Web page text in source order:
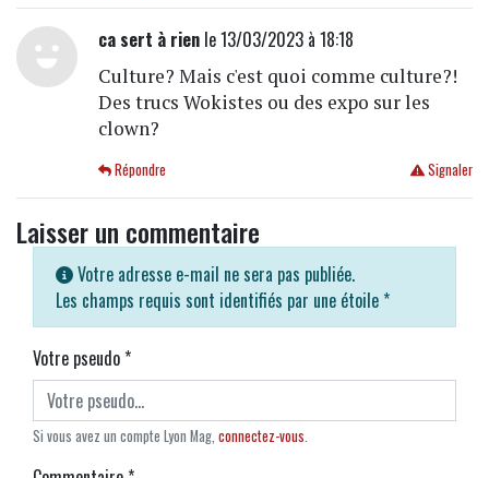
ca sert à rienle 13/03/2023 à 18:18
Culture? Mais c'est quoi comme culture?!
Des trucs Wokistes ou des expo sur les
clown?
Signaler
Répondre
Laisser un commentaire
Votre adresse e-mail ne sera pas publiée.
Les champs requis sont identifiés par une étoile *
Votre pseudo*
Si vous avez un compte Lyon Mag, connectez-vous.